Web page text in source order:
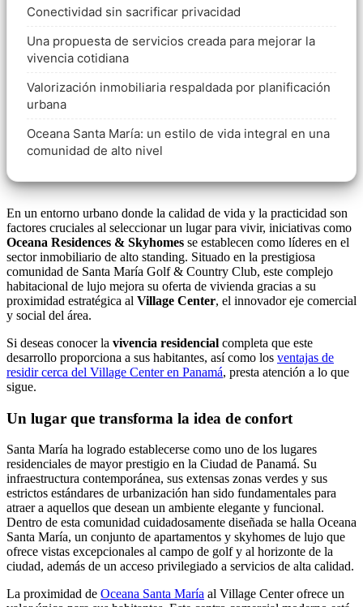
Conectividad sin sacrificar privacidad
Una propuesta de servicios creada para mejorar la
vivencia cotidiana
Valorización inmobiliaria respaldada por planificación
urbana
Oceana Santa María: un estilo de vida integral en una
comunidad de alto nivel
En un entorno urbano donde la calidad de vida y la practicidad son
factores cruciales al seleccionar un lugar para vivir, iniciativas como
Oceana Residences & Skyhomes se establecen como líderes en el
sector inmobiliario de alto standing. Situado en la prestigiosa
comunidad de Santa María Golf & Country Club, este complejo
habitacional de lujo mejora su oferta de vivienda gracias a su
proximidad estratégica al Village Center, el innovador eje comercial
y social del área.
Si deseas conocer la vivencia residencial completa que este
desarrollo proporciona a sus habitantes, así como los ventajas de
residir cerca del Village Center en Panamá, presta atención a lo que
sigue.
Un lugar que transforma la idea de confort
Santa María ha logrado establecerse como uno de los lugares
residenciales de mayor prestigio en la Ciudad de Panamá. Su
infraestructura contemporánea, sus extensas zonas verdes y sus
estrictos estándares de urbanización han sido fundamentales para
atraer a aquellos que desean un ambiente elegante y funcional.
Dentro de esta comunidad cuidadosamente diseñada se halla Oceana
Santa María, un conjunto de apartamentos y skyhomes de lujo que
ofrece vistas excepcionales al campo de golf y al horizonte de la
ciudad, además de un acceso privilegiado a servicios de alta calidad.
La proximidad de Oceana Santa María al Village Center ofrece un